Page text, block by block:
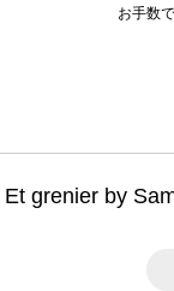
お手数
Et grenier by